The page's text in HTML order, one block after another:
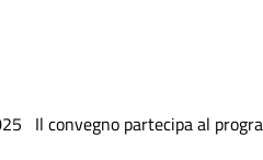
Il convegno partecipa al